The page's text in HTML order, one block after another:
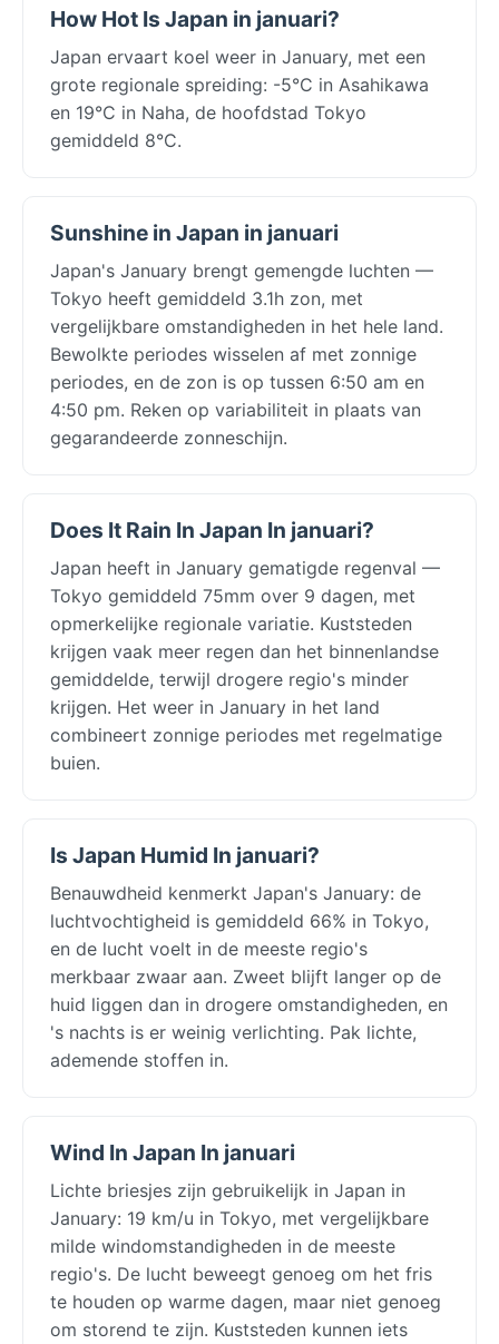
How Hot Is Japan in januari?
Japan ervaart koel weer in January, met een
grote regionale spreiding: -5°C in Asahikawa
en 19°C in Naha, de hoofdstad Tokyo
gemiddeld 8°C.
Sunshine in Japan in januari
Japan's January brengt gemengde luchten —
Tokyo heeft gemiddeld 3.1h zon, met
vergelijkbare omstandigheden in het hele land.
Bewolkte periodes wisselen af met zonnige
periodes, en de zon is op tussen 6:50 am en
4:50 pm. Reken op variabiliteit in plaats van
gegarandeerde zonneschijn.
Does It Rain In Japan In januari?
Japan heeft in January gematigde regenval —
Tokyo gemiddeld 75mm over 9 dagen, met
opmerkelijke regionale variatie. Kuststeden
krijgen vaak meer regen dan het binnenlandse
gemiddelde, terwijl drogere regio's minder
krijgen. Het weer in January in het land
combineert zonnige periodes met regelmatige
buien.
Is Japan Humid In januari?
Benauwdheid kenmerkt Japan's January: de
luchtvochtigheid is gemiddeld 66% in Tokyo,
en de lucht voelt in de meeste regio's
merkbaar zwaar aan. Zweet blijft langer op de
huid liggen dan in drogere omstandigheden, en
's nachts is er weinig verlichting. Pak lichte,
ademende stoffen in.
Wind In Japan In januari
Lichte briesjes zijn gebruikelijk in Japan in
January: 19 km/u in Tokyo, met vergelijkbare
milde windomstandigheden in de meeste
regio's. De lucht beweegt genoeg om het fris
te houden op warme dagen, maar niet genoeg
om storend te zijn. Kuststeden kunnen iets